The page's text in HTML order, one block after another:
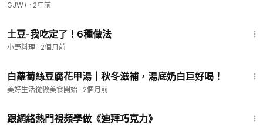
GJW+ · 2年前
土豆-我吃定了！6種做法
小野料理 · 2個月前
白蘿蔔絲豆腐花甲湯｜秋冬滋補，湯底奶白巨好喝！
美好生活從做美食開始 · 2個月前
跟網絡熱門視頻學做《迪拜巧克力》